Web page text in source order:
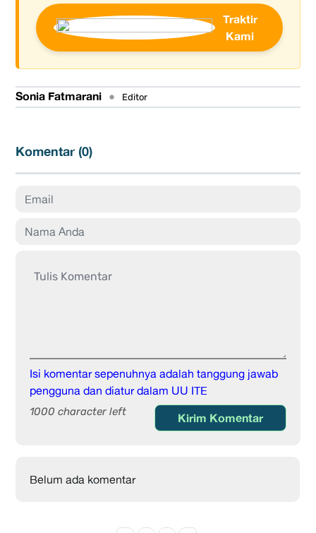
Traktir
Kami
Sonia Fatmarani • Editor
Komentar (0)
Isi komentar sepenuhnya adalah tanggung jawab
pengguna dan diatur dalam UU ITE
1000 character left Kirim Komentar
Belum ada komentar